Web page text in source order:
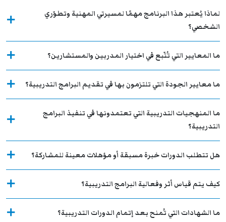
لماذا يُعتبر هذا البرنامج مهمًا لمسيرتي المهنية وتطوّري
الشخصي؟
ما المعايير التي تُتّبع في اختيار المدربين والمستشارين؟
ما معايير الجودة التي تلتزمون بها في تقديم البرامج التدريبية؟
ما المنهجيات التدريبية التي تعتمدونها في تنفيذ البرامج
التدريبية؟
هل تتطلب الدورات خبرة مسبقة أو مؤهلات معينة للمشاركة؟
كيف يتم قياس أثر وفعالية البرامج التدريبية؟
ما الشهادات التي تُمنح بعد إتمام الدورات التدريبية؟